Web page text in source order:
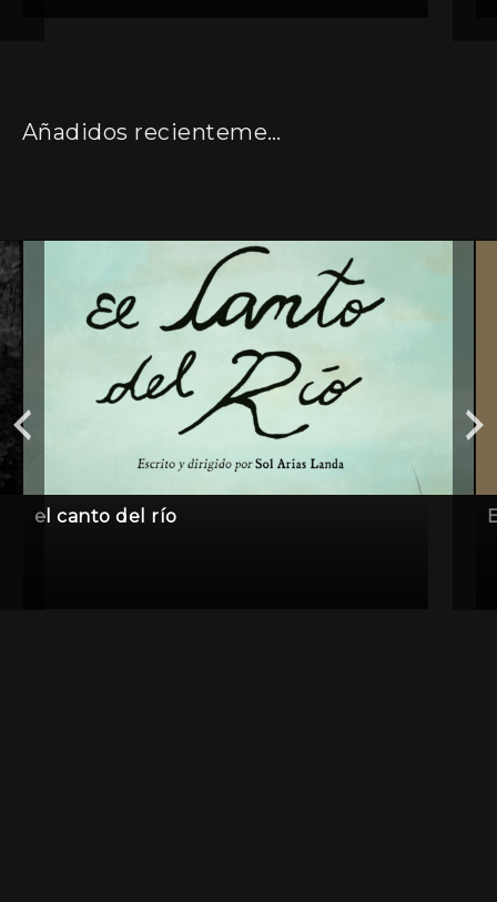
Añadidos recientemente
el canto del río